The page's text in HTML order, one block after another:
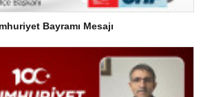
Bayramı Mesajı